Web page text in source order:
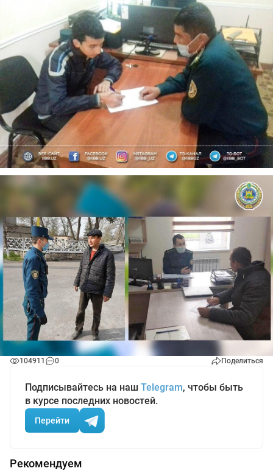
104911 0 Поделиться
Подписывайтесь на наш Telegram, чтобы быть
в курсе последних новостей.
Перейти
Рекомендуем